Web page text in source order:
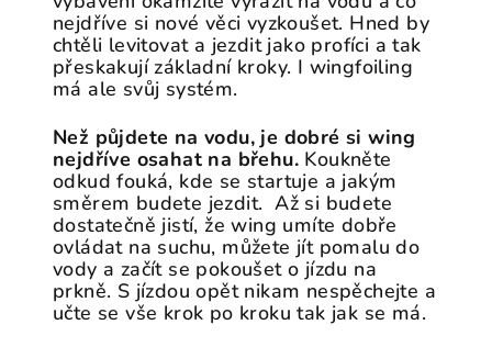
nejdříve si nové věci vyzkoušet. Hned by
chtěli levitovat a jezdit jako profíci a tak
přeskakují základní kroky. I wingfoiling
má ale svůj systém.
Než půjdete na vodu, je dobré si wing
nejdříve osahat na břehu. Koukněte
odkud fouká, kde se startuje a jakým
směrem budete jezdit. Až si budete
dostatečně jistí, že wing umíte dobře
ovládat na suchu, můžete jít pomalu do
vody a začít se pokoušet o jízdu na
prkně. S jízdou opět nikam nespěchejte a
učte se vše krok po kroku tak jak se má.